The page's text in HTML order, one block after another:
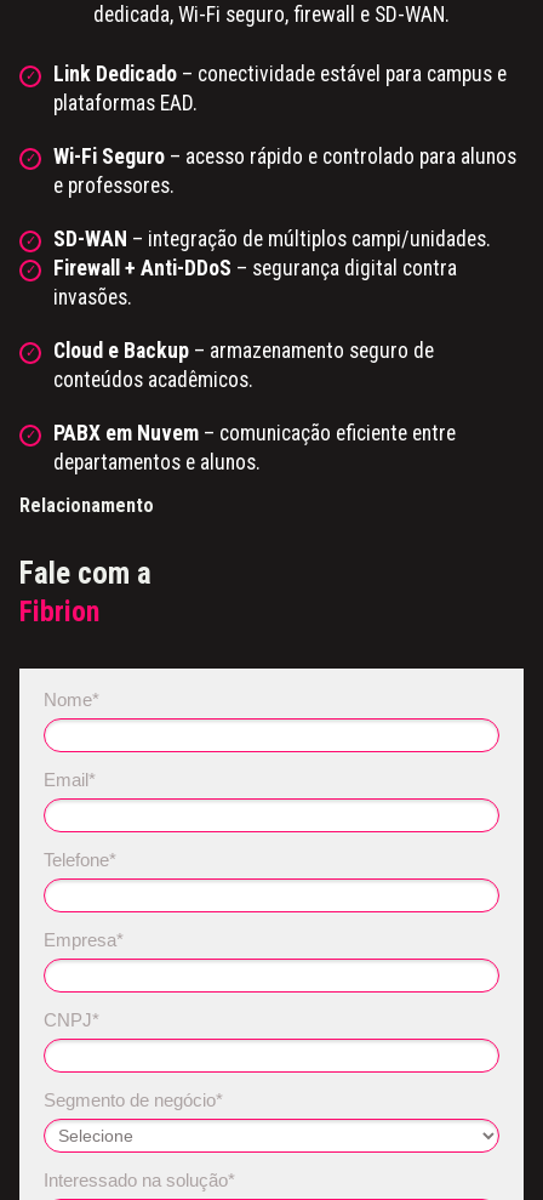
dedicada, Wi-Fi seguro, firewall e SD-WAN.
Link Dedicado – conectividade estável para campus e
plataformas EAD.
Wi-Fi Seguro – acesso rápido e controlado para alunos
e professores.
SD-WAN – integração de múltiplos campi/unidades.
Firewall + Anti-DDoS – segurança digital contra
invasões.
Cloud e Backup – armazenamento seguro de
conteúdos acadêmicos.
PABX em Nuvem – comunicação eficiente entre
departamentos e alunos.
Relacionamento
Fale com a
Fibrion
Nome*
Email*
Telefone*
Empresa*
CNPJ*
Segmento de negócio*
Interessado na solução*